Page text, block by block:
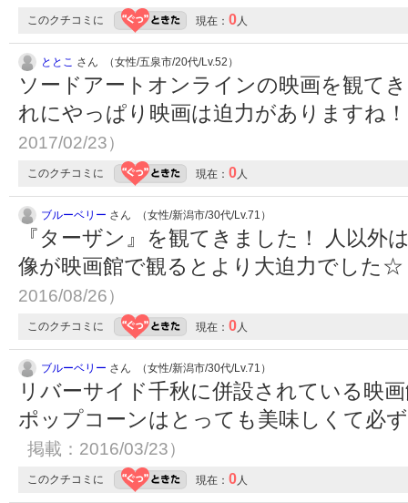
このクチコミに 現在： 0 人
ととこ さん （女性/五泉市/20代/Lv.52）
ソードアートオンラインの映画を観て
れにやっぱり映画は迫力がありますね
2017/02/23）
このクチコミに 現在： 0 人
ブルーベリー さん （女性/新潟市/30代/Lv.71）
『ターザン』を観てきました！ 人以外
像が映画館で観るとより大迫力でした☆
2016/08/26）
このクチコミに 現在： 0 人
ブルーベリー さん （女性/新潟市/30代/Lv.71）
リバーサイド千秋に併設されている映
ポップコーンはとっても美味しくて必
掲載：2016/03/23）
このクチコミに 現在： 0 人